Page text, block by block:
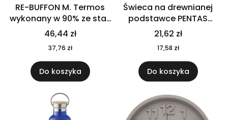
RE-BUFFON M. Termos
wykonany w 90% ze stali
nierdzewnej
pochodzącej z
recyklingu 520 ml 94294
46,44 zł
37,76 zł
Do koszyka
Świeca na drewnianej
podstawce PENTAS
MO6282-40
21,62 zł
17,58 zł
Do koszyka